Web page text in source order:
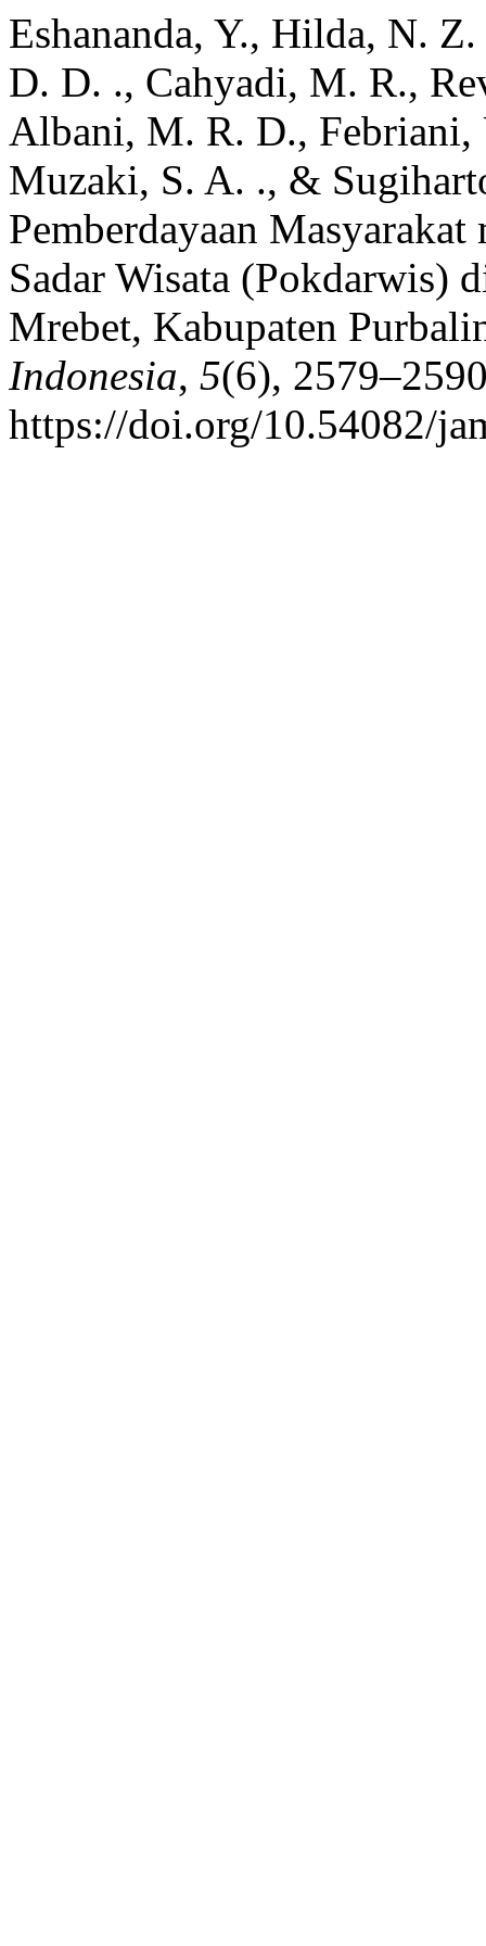
Eshananda, Y., Hilda, N.
D. D. ., Cahyadi, M. R.,
Albani, M. R. D., Febriani,
Muzaki, S. A. ., &
Pemberdayaan
Sadar Wisata (Pokdarwis)
Mrebet, Kabupaten
Indonesia, 5(6),
https://doi.org/10.54082/